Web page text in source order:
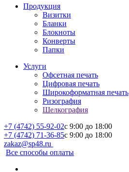
Продукция
Визитки
Бланки
Блокноты
Конверты
Папки
Услуги
Офсетная печать
Цифровая печать
Широкоформатная печать
Ризография
Шелкография
+7 (4742) 55-92-02c 9:00 до 18:00
+7 (4742) 71-36-85c 9:00 до 18:00
zakaz@sp48.ru
Все способы оплаты